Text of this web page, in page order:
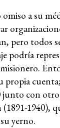
a su
pero todos
podría
propia
junto con
1940),
yerno.